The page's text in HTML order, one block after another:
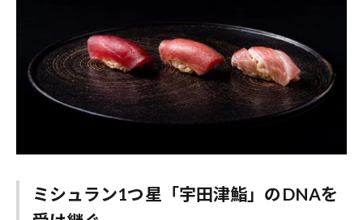
ミシュラン1つ星「宇田津鮨」のDNAを